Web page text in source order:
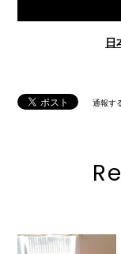
日
通報す